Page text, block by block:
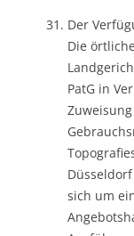
Der
Die
PatG in
sich um